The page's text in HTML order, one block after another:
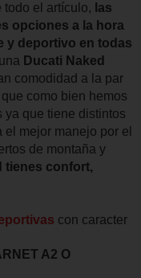
todo el artículo, las
opciones a la hora
y deportivo en todas
Ducati Naked
comodidad a la par
como bien hemos
ya que tiene distintos
mejor manejo por el
de montaña y
tienes confort,
con caracter
A2 O